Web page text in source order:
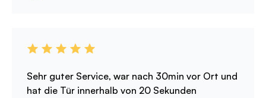
Sehr guter Service, war nach 30min vor Ort und
hat die Tür innerhalb von 20 Sekunden